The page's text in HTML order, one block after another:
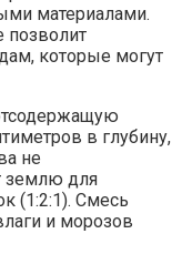
материалами.
позволит
которые могут
в глубину,
не
землю для
(1:2:1). Смесь
и морозов